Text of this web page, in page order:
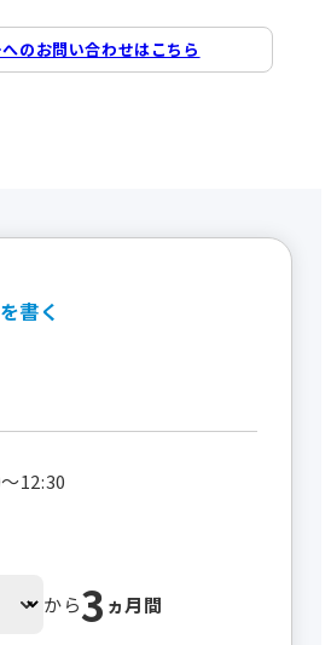
のお問い合わせはこちら
書く
12:30
から3 ヵ月間